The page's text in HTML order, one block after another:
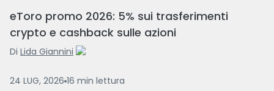
eToro promo 2026: 5% sui trasferimenti
crypto e cashback sulle azioni
Di Lida Giannini
24 LUG, 2026 16 min lettura